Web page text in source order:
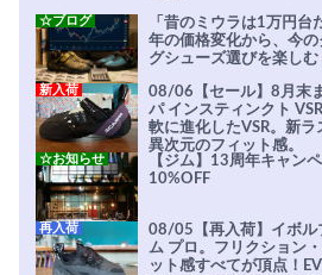
「昔のミウラは1万円台
年の価格変化から、今
グシューズ選びを楽しむ
☆ブログ
08/06【セール】8月末
パ インスティンクト
軟に進化したVSR。新ラ
異次元のフィット感。
新入荷
【ジム】13周年キャン
10%OFF
☆お知らせ
08/05【再入荷】イボル
ム プロ。フリクション
ット感すべてが頂点！
再入荷